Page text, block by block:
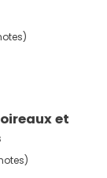
et